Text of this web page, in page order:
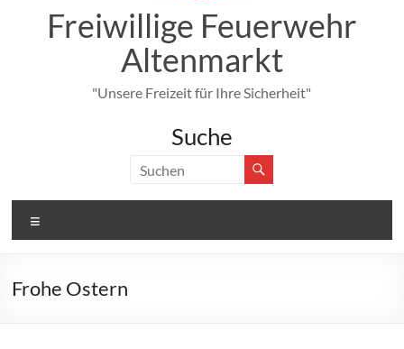
Freiwillige Feuerwehr
Altenmarkt
"Unsere Freizeit für Ihre Sicherheit"
Suche
Frohe Ostern